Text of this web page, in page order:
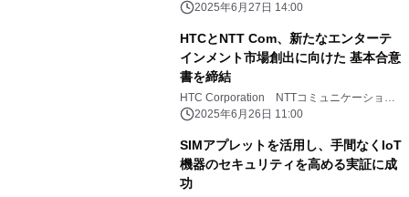
2025年6月27日 14:00
HTCとNTT Com、新たなエンターテ
インメント市場創出に向けた 基本合意
書を締結
HTC Corporation NTTコミュニケーション
ズ株式会社
2025年6月26日 11:00
SIMアプレットを活用し、手間なくIoT
機器のセキュリティを高める実証に成
功